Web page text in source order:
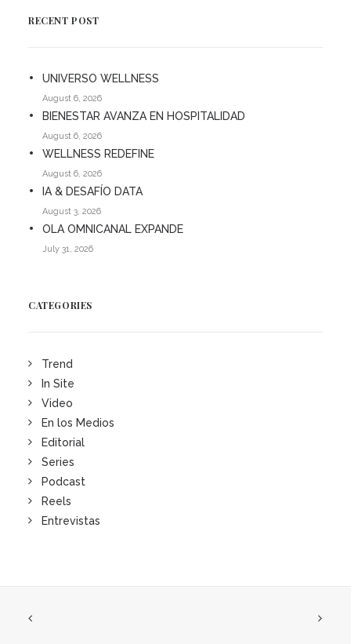
RECENT POST
UNIVERSO WELLNESS
August 6, 2026
BIENESTAR AVANZA EN HOSPITALIDAD
August 6, 2026
WELLNESS REDEFINE
August 6, 2026
IA & DESAFÍO DATA
August 3, 2026
OLA OMNICANAL EXPANDE
July 31, 2026
CATEGORIES
Trend
In Site
Video
En los Medios
Editorial
Series
Podcast
Reels
Entrevistas